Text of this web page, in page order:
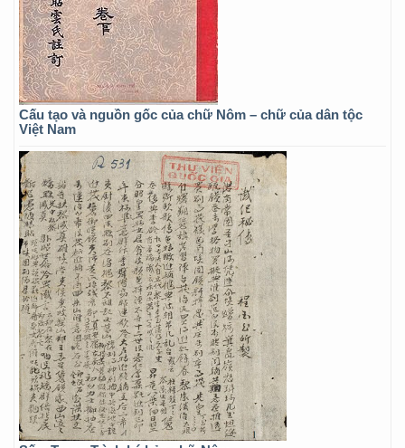
Cấu tạo và nguồn gốc của chữ Nôm – chữ của dân tộc
Việt Nam